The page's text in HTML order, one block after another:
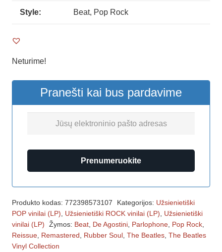
Style: Beat, Pop Rock
Neturime!
Pranešti kai bus pardavime
Prenumeruokite
Produkto kodas: 772398573107 Kategorijos: Užsienietiški
POP vinilai (LP)
Užsienietiški ROCK vinilai (LP)
Užsienietiški
vinilai (LP)
Žymos: Beat, De Agostini, Parlophone, Pop Rock,
Reissue Remastered Rubber Soul The Beatles The Beatles
Vinyl Collection